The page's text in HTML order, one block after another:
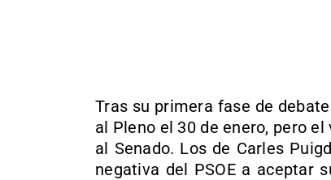
Tras su primera fase de
al Pleno el 30 de enero, pero
al Senado. Los de Carles
negativa del PSOE a aceptar